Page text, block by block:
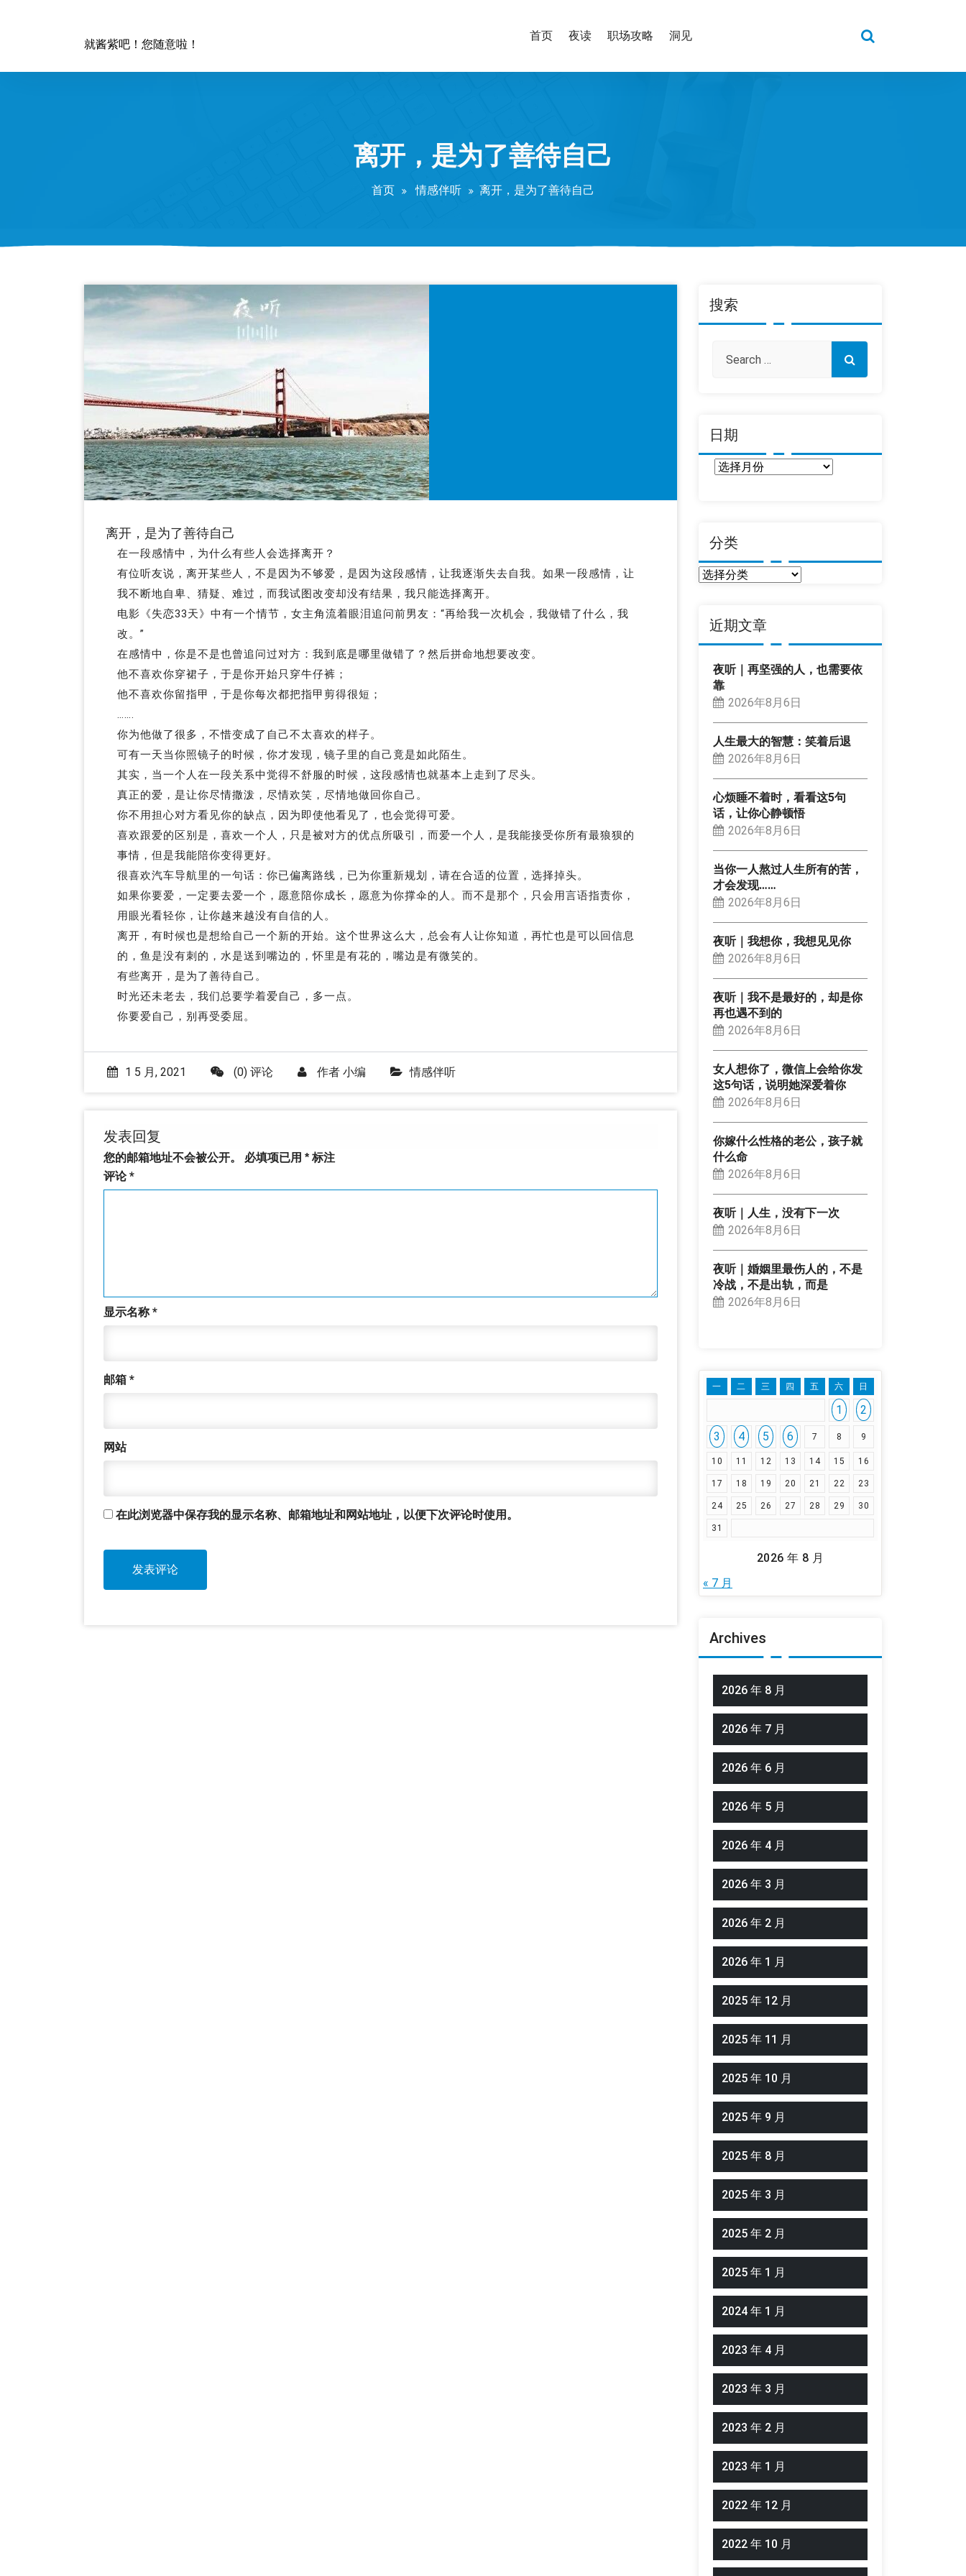
就酱紫吧！您随意啦！
首页 夜读 职场攻略 洞见
离开，是为了善待自己
首页 情感伴听 离开，是为了善待自己
离开，是为了善待自己
在一段感情中，为什么有些人会选择离开？
有位听友说，离开某些人，不是因为不够爱，是因为这段感情，让我逐渐失去自我。如果一段感情，让
我不断地自卑、猜疑、难过，而我试图改变却没有结果，我只能选择离开。
电影《失恋33天》中有一个情节，女主角流着眼泪追问前男友：“再给我一次机会，我做错了什么，我
改。”
在感情中，你是不是也曾追问过对方：我到底是哪里做错了？然后拼命地想要改变。
他不喜欢你穿裙子，于是你开始只穿牛仔裤；
他不喜欢你留指甲，于是你每次都把指甲剪得很短；
…….
你为他做了很多，不惜变成了自己不太喜欢的样子。
可有一天当你照镜子的时候，你才发现，镜子里的自己竟是如此陌生。
其实，当一个人在一段关系中觉得不舒服的时候，这段感情也就基本上走到了尽头。
真正的爱，是让你尽情撒泼，尽情欢笑，尽情地做回你自己。
你不用担心对方看见你的缺点，因为即使他看见了，也会觉得可爱。
喜欢跟爱的区别是，喜欢一个人，只是被对方的优点所吸引，而爱一个人，是我能接受你所有最狼狈的
事情，但是我能陪你变得更好。
很喜欢汽车导航里的一句话：你已偏离路线，已为你重新规划，请在合适的位置，选择掉头。
如果你要爱，一定要去爱一个，愿意陪你成长，愿意为你撑伞的人。而不是那个，只会用言语指责你，
用眼光看轻你，让你越来越没有自信的人。
离开，有时候也是想给自己一个新的开始。这个世界这么大，总会有人让你知道，再忙也是可以回信息
的，鱼是没有刺的，水是送到嘴边的，怀里是有花的，嘴边是有微笑的。
有些离开，是为了善待自己。
时光还未老去，我们总要学着爱自己，多一点。
你要爱自己，别再受委屈。
1 5 月, 2021 (0) 评论 作者 小编 情感伴听
发表回复
您的邮箱地址不会被公开。 必填项已用 * 标注
评论*
显示名称*
邮箱 *
网站
在此浏览器中保存我的显示名称、邮箱地址和网站地址，以便下次评论时使用。
搜索
日期
分类
分
近期文章
夜听｜再坚强的人，也需要依
靠
2026年8月6日
人生最大的智慧：笑着后退
2026年8月6日
心烦睡不着时，看看这5句
话，让你心静顿悟
2026年8月6日
当你一人熬过人生所有的苦，
才会发现……
2026年8月6日
夜听｜我想你，我想见见你
2026年8月6日
夜听｜我不是最好的，却是你
再也遇不到的
2026年8月6日
女人想你了，微信上会给你发
这5句话，说明她深爱着你
2026年8月6日
你嫁什么性格的老公，孩子就
什么命
2026年8月6日
夜听｜人生，没有下一次
2026年8月6日
夜听｜婚姻里最伤人的，不是
冷战，不是出轨，而是
2026年8月6日
2026 年 8 月
一 二 三 四 五 六 日
1
2
3
4 5 6 7 8 9
10 11 12 13 14 15 16
17 18 19 20 21 22 23
24 25 26 27 28 29 30
31
« 7 月
Archives
2026 年 8 月
2026 年 7 月
2026 年 6 月
2026 年 5 月
2026 年 4 月
2026 年 3 月
2026 年 2 月
2026 年 1 月
2025 年 12 月
2025 年 11 月
2025 年 10 月
2025 年 9 月
2025 年 8 月
2025 年 3 月
2025 年 2 月
2025 年 1 月
2024 年 1 月
2023 年 4 月
2023 年 3 月
2023 年 2 月
2023 年 1 月
2022 年 12 月
2022 年 10 月